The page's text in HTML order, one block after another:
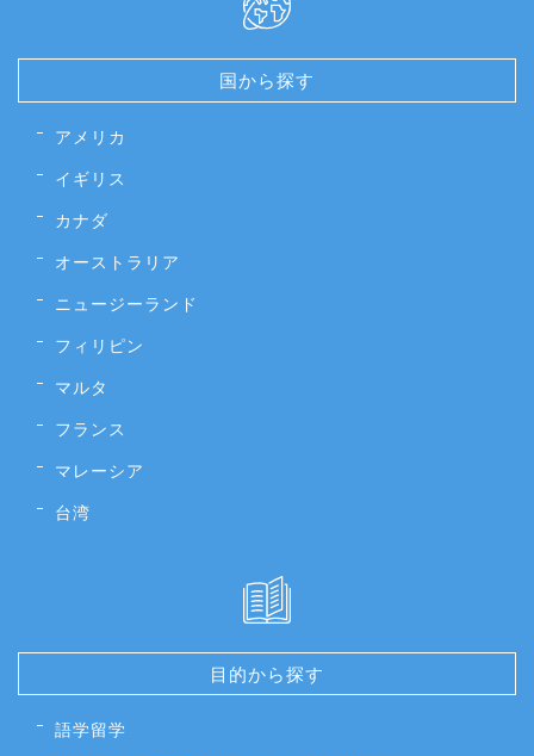
国から探す
アメリカ
イギリス
カナダ
オーストラリア
ニュージーランド
フィリピン
マルタ
フランス
マレーシア
台湾
目的から探す
語学留学